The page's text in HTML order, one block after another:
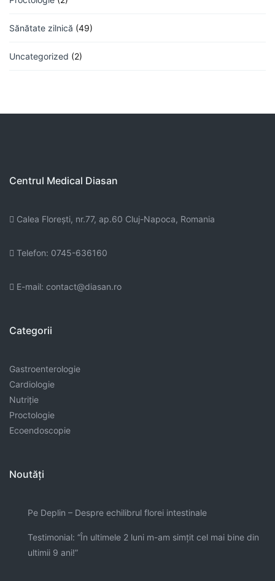
Sănătate zilnică (49)
Uncategorized (2)
Centrul Medical Diasan
Calea Floreşti, nr.77, ap.60 Cluj-Napoca, Romania
Telefon: 0745-636160
E-mail: contact@diasan.ro
Categorii
Gastroenterologie
Cardiologie
Nutriție
Proctologie
Ecoendoscopie
Noutăți
Pe Deplin – Despre echilibrul florei intestinale
Testimonial: “În ultimele 2 luni m-am simţit cel mai bine din
ultimii 9 ani!”